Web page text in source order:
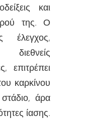
και
της. Ο
έλεγχος,
επιτρέπει
καρκίνου
άρα
ίασης.